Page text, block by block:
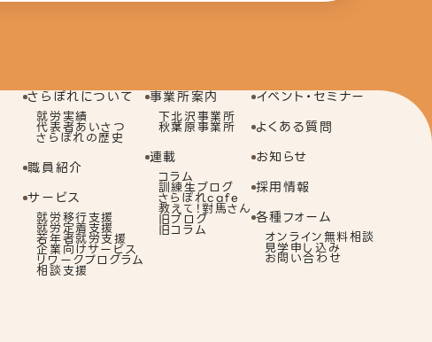
さらぽれについて
就労実績
代表者あいさつ
さらぽれの歴史
職員紹介
サービス
就労移行支援
就労定着支援
若年者就労支援
企業向けサービス
リワークプログラム
相談支援
事業所案内
下北沢事業所
秋葉原事業所
連載
コラム
訓練生ブログ
さらぽれcafe
教えて！對馬さん
旧ブログ
旧コラム
イベント・セミナー
よくある質問
お知らせ
採用情報
各種フォーム
オンライン無料相談
見学申し込み
お問い合わせ